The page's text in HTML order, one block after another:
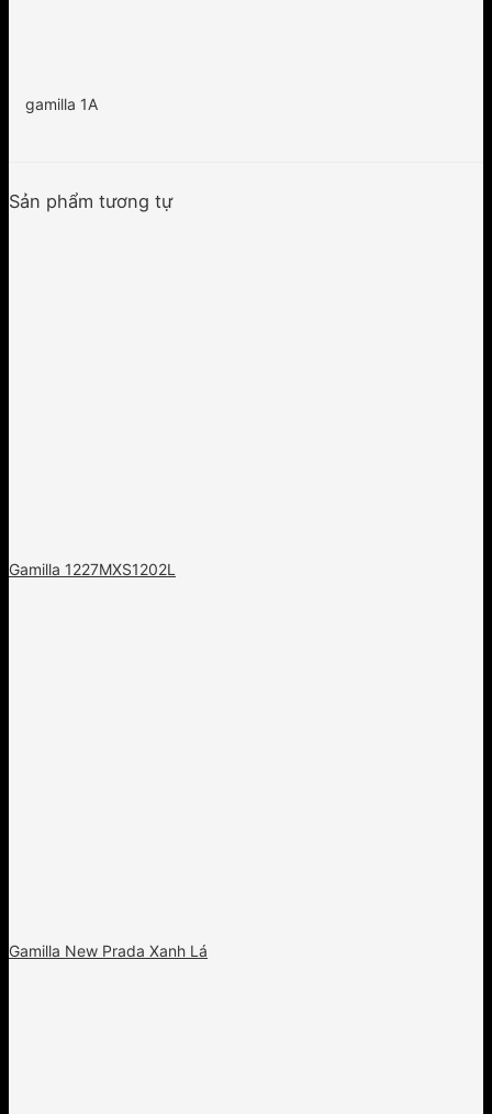
gamilla 1A
Sản phẩm tương tự
Gamilla 1227MXS1202L
Gamilla New Prada Xanh Lá